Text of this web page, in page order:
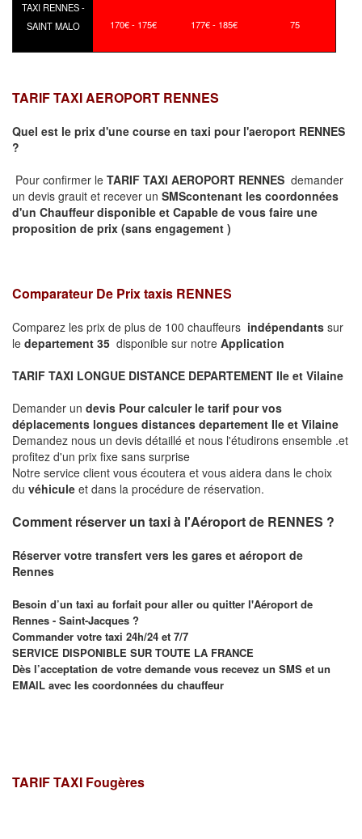
TAXI RENNES -
SAINT MALO
170€ - 175€ 177€ - 185€ 75
TARIF TAXI AEROPORT RENNES
Quel est le prix d'une course en taxi pour l'aeroport RENNES
?
Pour confirmer le TARIF TAXI AEROPORT RENNES demander
un devis grauit et recever un SMScontenant les coordonnées
d'un Chauffeur disponible et Capable de vous faire une
proposition de prix (sans engagement )
Comparateur De Prix taxis RENNES
Comparez les prix de plus de 100 chauffeurs indépendants sur
le departement 35 disponible sur notre Application
TARIF TAXI LONGUE DISTANCE DEPARTEMENT Ile et Vilaine
Demander un devis Pour calculer le tarif pour vos
déplacements longues distances departement Ile et Vilaine
Demandez nous un devis détaillé et nous l'étudirons ensemble .et
profitez d'un prix fixe sans surprise
Notre service client vous écoutera et vous aidera dans le choix
du véhicule et dans la procédure de réservation.
Comment réserver un taxi à l'Aéroport de RENNES ?
Réserver votre transfert vers les gares et aéroport de
Rennes
Besoin d’un taxi au forfait pour aller ou quitter l'Aéroport de
Rennes - Saint-Jacques ?
Commander votre taxi 24h/24 et 7/7
SERVICE DISPONIBLE SUR TOUTE LA FRANCE
Dès l’acceptation de votre demande vous recevez un SMS et un
EMAIL avec les coordonnées du chauffeur
TARIF TAXI Fougères